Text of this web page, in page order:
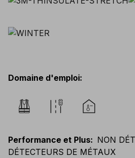
Domaine d'emploi:
Performance et Plus: NON
DÉTECTEURS DE MÉTAUX